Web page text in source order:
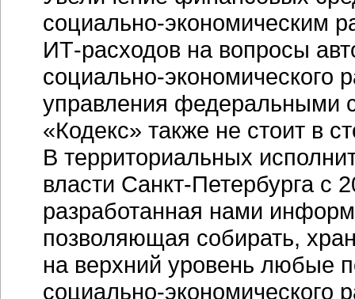
социально-экономическим
ИТ-расходов на вопросы
социально-экономического
управления федеральными
«Кодекс» также не стоит в
В территориальных
власти Санкт-Петербургас
разработанная нами
позволяющая собирать,
на верхний уровень любые
социально-экономического